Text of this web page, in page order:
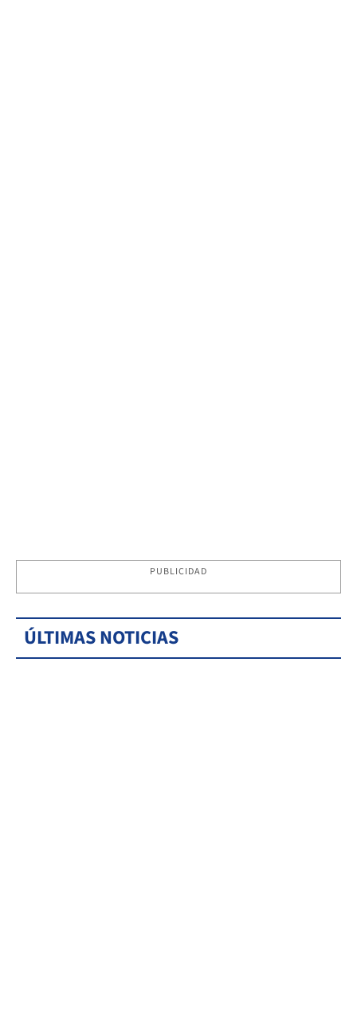
PUBLICIDAD
ÚLTIMAS NOTICIAS